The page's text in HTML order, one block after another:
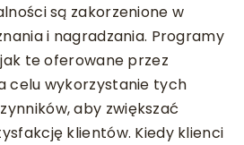
są zakorzenione w
i nagradzania. Programy
te oferowane przez
celu wykorzystanie tych
aby zwiększać
klientów. Kiedy klienci